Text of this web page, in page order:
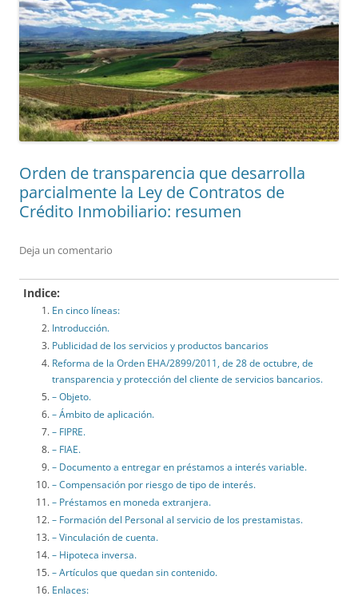
Orden de transparencia que desarrolla
parcialmente la Ley de Contratos de
Crédito Inmobiliario: resumen
Deja un comentario
Indice:
En cinco líneas:
Introducción.
Publicidad de los servicios y productos bancarios
Reforma de la Orden EHA/2899/2011, de 28 de octubre, de
transparencia y protección del cliente de servicios bancarios.
– Objeto.
– Ámbito de aplicación.
– FIPRE.
– FIAE.
– Documento a entregar en préstamos a interés variable.
– Compensación por riesgo de tipo de interés.
– Préstamos en moneda extranjera.
– Formación del Personal al servicio de los prestamistas.
– Vinculación de cuenta.
– Hipoteca inversa.
– Artículos que quedan sin contenido.
Enlaces: